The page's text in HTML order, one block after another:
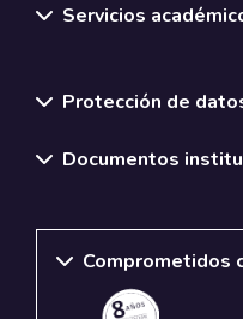
Servicios
Protección de
Documentos
Comprometidos